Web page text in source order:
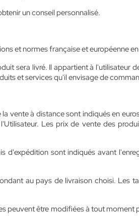
un conseil personnalisé.
et normes française et européenne
sera livré. Il appartient à l'utilisateur
et services qu'il envisage de
vente à distance sont indiqués en
Les prix de vente des
d'expédition sont indiqués avant
au pays de livraison choisi. Les
peuvent être modifiées à tout moment